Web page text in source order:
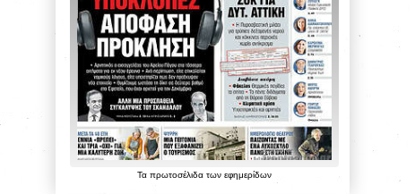
Τα πρωτοσέλιδα των εφημερίδων